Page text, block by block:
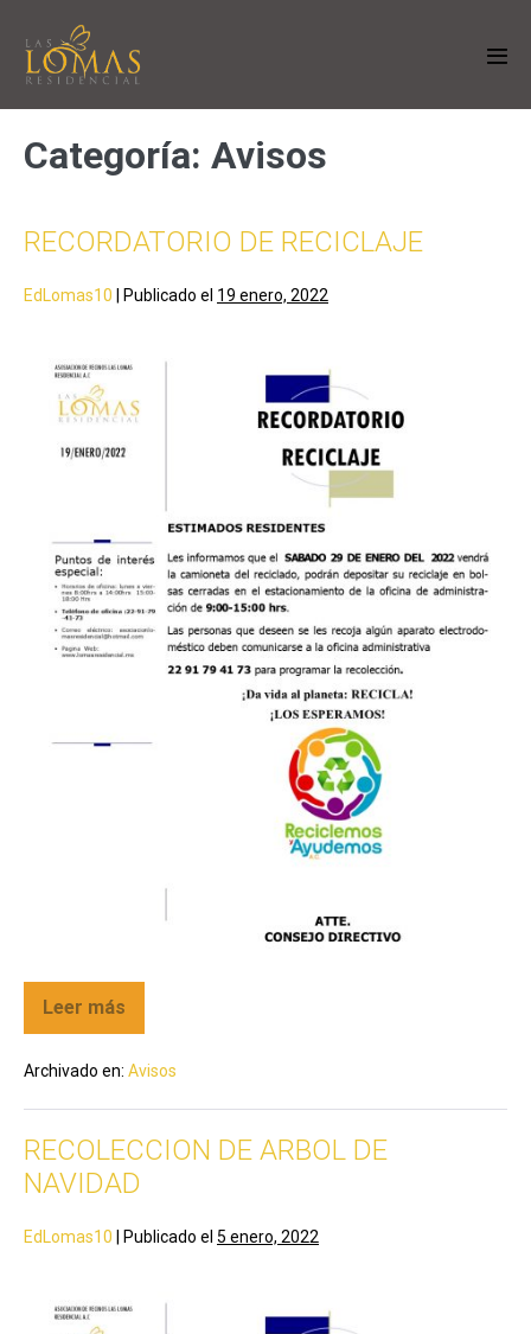
Categoría: Avisos
RECORDATORIO DE RECICLAJE
EdLomas10 | Publicado el 19 enero, 2022
Leer más
Archivado en: Avisos
RECOLECCION DE ARBOL DE
NAVIDAD
EdLomas10 Publicado el 5 enero, 2022